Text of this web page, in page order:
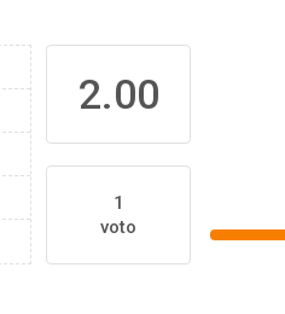
2.00
1
voto